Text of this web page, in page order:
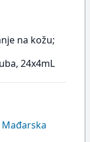
na kožu;
24x4mL